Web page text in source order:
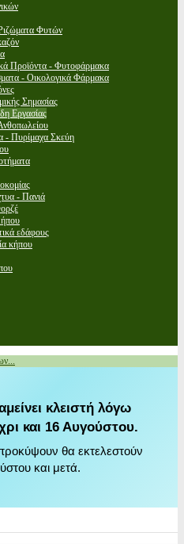
Φυτών
Προϊόντα - Φυτοφάρμακα
- Οικολογικά Φάρμακα
Σημασίας
Εργασίας
- Πυρίμαχα Σκεύη
- Πανιά
εδάφους
κήπου
κλειστή λόγω
και 16 Αυγούστου.
θα εκτελεστούν
και μετά.